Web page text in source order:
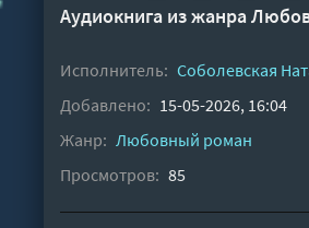
Аудиокнига из жанра
Исполнитель: Соболевская
Добавлено: 15-05-2026, 16:04
Жанр: Любовный роман
Просмотров: 85